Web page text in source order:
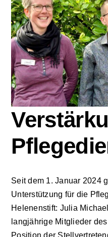
Zu Gast im Hospiz
Ambulanter
Trauerarbeit
Engagement
Veranstaltungen
Hospiz am Deich
Seit dem 1. Januar 2024
Unterstützung für die
Helenenstift: Julia
langjährige Mitglieder